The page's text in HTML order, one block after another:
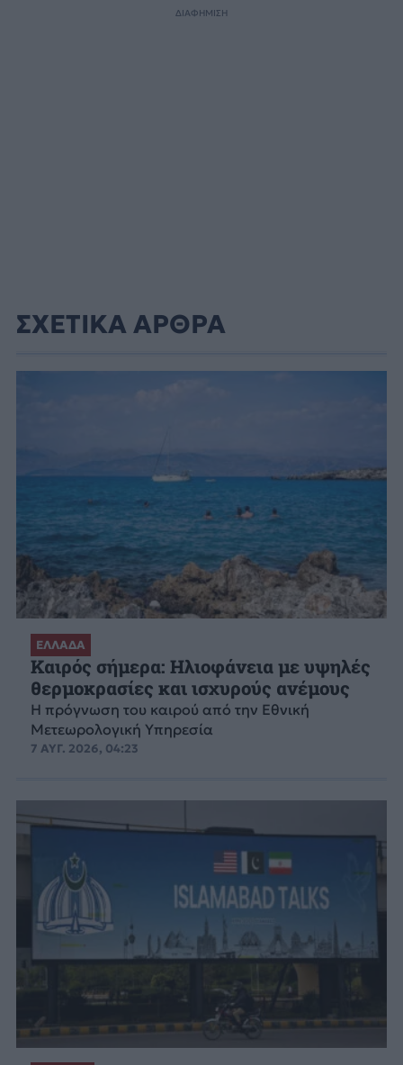
ΔΙΑΦΗΜΙΣΗ
ΣΧΕΤΙΚΑ ΑΡΘΡΑ
ΕΛΛΑΔΑ
Καιρός σήμερα: Ηλιοφάνεια με υψηλές
θερμοκρασίες και ισχυρούς ανέμους
Η πρόγνωση του καιρού από την Εθνική
Μετεωρολογική Υπηρεσία
7 ΑΥΓ. 2026, 04:23